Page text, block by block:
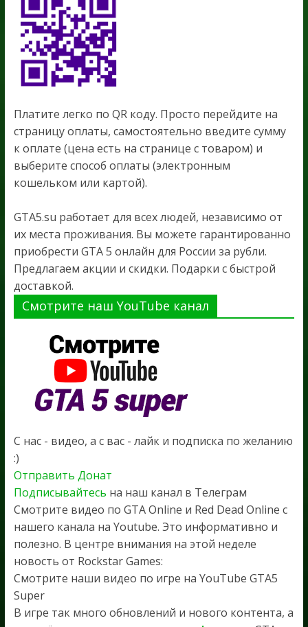
Платите легко по QR коду. Просто перейдите на
страницу оплаты, самостоятельно введите сумму
к оплате (цена есть на странице с товаром) и
выберите способ оплаты (электронным
кошельком или картой).
GTA5.su работает для всех людей, независимо от
их места проживания. Вы можете гарантированно
приобрести GTA 5 онлайн для России за рубли.
Предлагаем акции и скидки. Подарки с быстрой
доставкой.
Смотрите наш YouTube канал
С нас - видео, а с вас - лайк и подписка по желанию
:)
Отправить Донат
Подписывайтесь на наш канал в Телеграм
Смотрите видео по GTA Online и Red Dead Online с
нашего канала на Youtube. Это информативно и
полезно. В центре внимания на этой неделе
новость от Rockstar Games:
Смотрите наши видео по игре на YouTube GTA5
Super
В игре так много обновлений и нового контента, а